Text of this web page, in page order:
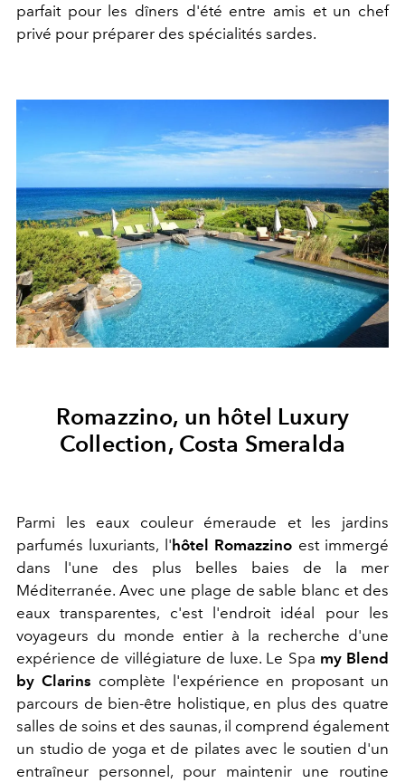
parfait pour les dîners d'été entre amis et un chef
privé pour préparer des spécialités sardes.
Romazzino, un hôtel Luxury
Collection, Costa Smeralda
Parmi les eaux couleur émeraude et les jardins
parfumés luxuriants, l'hôtel Romazzino est immergé
dans l'une des plus belles baies de la mer
Méditerranée. Avec une plage de sable blanc et des
eaux transparentes, c'est l'endroit idéal pour les
voyageurs du monde entier à la recherche d'une
expérience de villégiature de luxe. Le Spa my Blend
by Clarins complète l'expérience en proposant un
parcours de bien-être holistique, en plus des quatre
salles de soins et des saunas, il comprend également
un studio de yoga et de pilates avec le soutien d'un
entraîneur personnel, pour maintenir une routine